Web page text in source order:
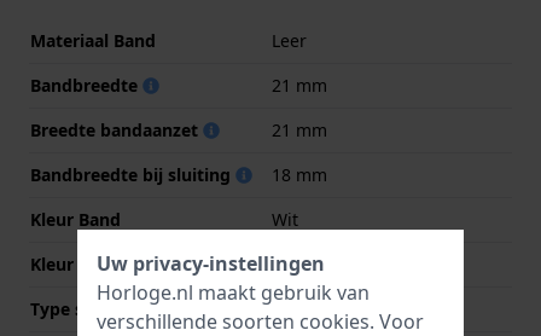
Materiaal Band
Leer
Bandbreedte
21 mm
Breedte bandaanzet
21 mm
Bandbreedte bij sluiting
18 mm
Kleur Band
Wit
Kleur stiksel
Wit
Type sluiting
Uw privacy-instellingen
Horloge.nl maakt gebruik van
verschillende soorten cookies. Voor